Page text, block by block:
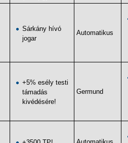
Sárkány hívó
jogar
Automatikus
+5% esély testi
támadás
kivédésére!
Germund